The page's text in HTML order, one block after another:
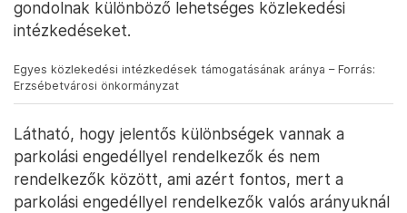
gondolnak különböző lehetséges közlekedési
intézkedéseket.
Egyes közlekedési intézkedések támogatásának aránya – Forrás:
Erzsébetvárosi önkormányzat
Látható, hogy jelentős különbségek vannak a
parkolási engedéllyel rendelkezők és nem
rendelkezők között, ami azért fontos, mert a
parkolási engedéllyel rendelkezők valós arányuknál